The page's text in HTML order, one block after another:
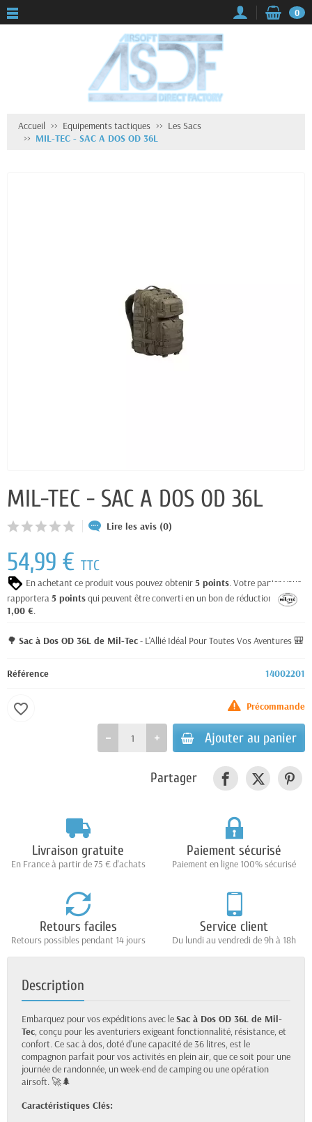
0
Accueil Equipements tactiques
Les Sacs
MIL-TEC - SAC A DOS OD 36L
MIL-TEC - SAC A DOS OD 36L
Lire les avis (0)
54,99 € TTC
En achetant ce produit vous pouvez obtenir5 points. Votre panier vous
rapportera5 pointsqui peuvent être converti en un bon de réduction de
1,00 €.
🌳 Sac à Dos OD 36L de Mil-Tec- L'Allié Idéal Pour Toutes Vos Aventures 🎒
Référence 14002201
Précommande
Ajouter au panier
favorite_border
Partager
Livraison gratuite
En France à partir de 75 € d'achats
Paiement sécurisé
Paiement en ligne 100% sécurisé
Retours faciles
Retours possibles pendant 14 jours
Service client
Du lundi au vendredi de 9h à 18h
Description
Embarquez pour vos expéditions avec leSac à Dos OD 36L de Mil-
Tec, conçu pour les aventuriers exigeant fonctionnalité, résistance, et
confort. Ce sac à dos, doté d'une capacité de 36 litres, est le
compagnon parfait pour vos activités en plein air, que ce soit pour une
journée de randonnée, un week-end de camping ou une opération
airsoft. 🚀🌲
Caractéristiques Clés: